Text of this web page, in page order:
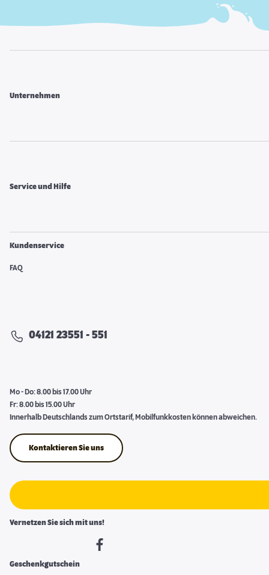
Unternehmen
Service und Hilfe
Kundenservice
FAQ
04121 23551 - 551
Mo - Do: 8.00 bis 17.00 Uhr
Fr: 8.00 bis 15.00 Uhr
Innerhalb Deutschlands zum Ortstarif, Mobilfunkkosten können abweichen.
Kontaktieren Sie uns
Vernetzen Sie sich mit uns!
Geschenkgutschein